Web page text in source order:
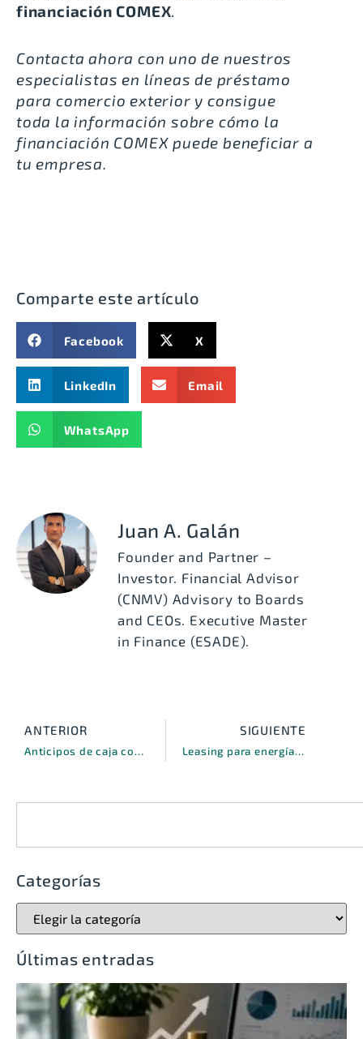
financiación COMEX.
Contacta ahora con uno de nuestros
especialistas en líneas de préstamo
para comercio exterior y consigue
toda la información sobre cómo la
financiación COMEX puede beneficiar a
tu empresa.
Comparte este artículo
Facebook X
LinkedIn Email
WhatsApp
Juan A. Galán
Founder and Partner –
Investor. Financial Advisor
(CNMV) Advisory to Boards
and CEOs. Executive Master
in Finance (ESADE).
ANTERIOR
Anticipos de caja como clave para la financiación de capital circulante
SIGUIENTE
Leasing para energías renovables, la nueva era de la financiación sostenible
Categorías
Últimas entradas